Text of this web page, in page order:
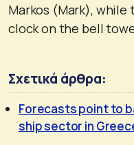
Markos (Mark),
clock on the bell
Σχετικά άρθρα:
Forecasts point to
ship sector in